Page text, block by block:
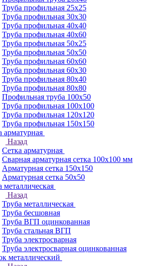
Труба профильная 25х25
Труба профильная 30x30
Труба профильная 40х40
Труба профильная 40х60
Труба профильная 50х25
Труба профильная 50х50
Труба профильная 60x60
Труба профильная 60х30
Труба профильная 80х40
Труба профильная 80х80
Профильная труба 100х50
Труба профильная 100х100
Труба профильная 120х120
Труба профильная 150х150
арматурная
Назад
Сетка арматурная
Сварная арматурная сетка 100х100 мм
Арматурная сетка 150х150
Арматурная сетка 50х50
металлическая
Назад
Труба металлическая
Труба бесшовная
Труба ВГП оцинкованная
Труба стальная ВГП
Труба электросварная
Труба электросварная оцинкованная
металлический